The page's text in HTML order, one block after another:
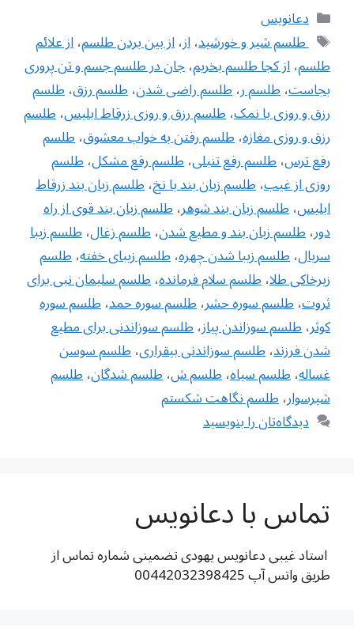
دسته‌ها
دعانویس
برچسب‌ها
‌ طلسم شیر و خورشید،از،از بین بردن طلسم،از علائم
طلسم،از کجا طلسم بخریم،‌جان در طلسم جسم و تن پروری
بجاست،طلسم ر،طلسم راضی شدن،طلسم رزق،طلسم
رزق و روزی با نمک،طلسم رزق و روزی زرقاط ابلیس،طلسم
رزق و روزی مغازه،طلسم رفتن به خواب معشوق،طلسم
رفع ترس،طلسم رفع تنبلی،طلسم رفع مشکل،طلسم
روزی از غیب،طلسم زبان بند با نخ،طلسم زبان بند زرقاط
ابلیس،طلسم زبان بند شوهر،طلسم زبان بند قوی از راه
دور،طلسم زبان بند و مطیع شدن،طلسم زغال،طلسم زیبا
سریال،طلسم زیبا شدن چهره،طلسم زیبای خفته،طلسم
زیرخاکی طلا،طلسم سلام فرمانده،طلسم سلیمان نبی برای
ثروت،طلسم سوره حشر،طلسم سوره حمد،طلسم سوره
کوثر،طلسم سوزاندن پیاز،طلسم سوزاندنی برای مطیع
شدن فرزند،طلسم سوزاندنی بیقراری،طلسم سوسن
غساله،طلسم سیاه،طلسم ش،طلسم شدگان‌،طلسم
شیرسوار،طلسم نگاهت شکستم
دیدگاه‌تان را بنویسید
تماس با دعانویس
استاد غیبی دعانویس یهودی تضمینی شماره تماس از
طریق واتس آپ 00442032398425